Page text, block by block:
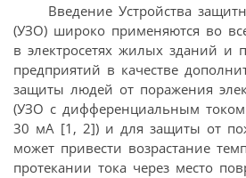
Введение Устройства
(УЗО) широко применяются во
в электросетях жилых зданий и
предприятий в качестве
защиты людей от поражения
(УЗО с дифференциальным
30 мА [1, 2]) и для защиты от
может привести возрастание
протекании тока через место